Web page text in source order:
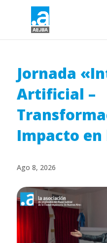
Jornada
Artificial –
Impacto en
Ago 8, 2026